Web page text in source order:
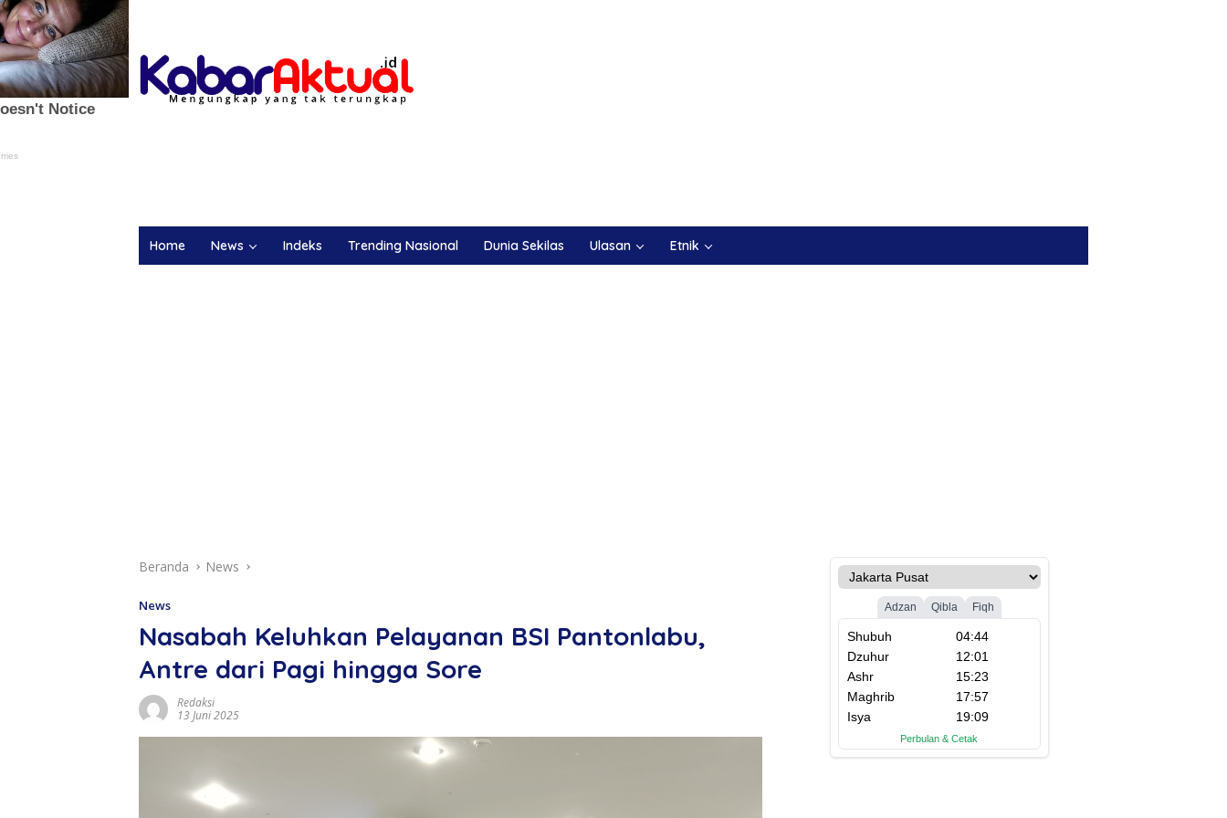
Home News Indeks Trending Nasional Dunia Sekilas Ulasan Etnik
Beranda News
News
Nasabah Keluhkan Pelayanan BSI Pantonlabu,
Antre dari Pagi hingga Sore
Redaksi
13 Juni 2025